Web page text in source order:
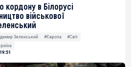
кордону в Білорусі
військової
Зеленський #Європа
#Світ
19:51